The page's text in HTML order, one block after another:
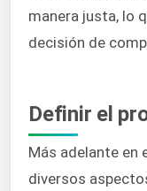
manera justa, lo
decisión de
Definir el
Más adelante en
diversos